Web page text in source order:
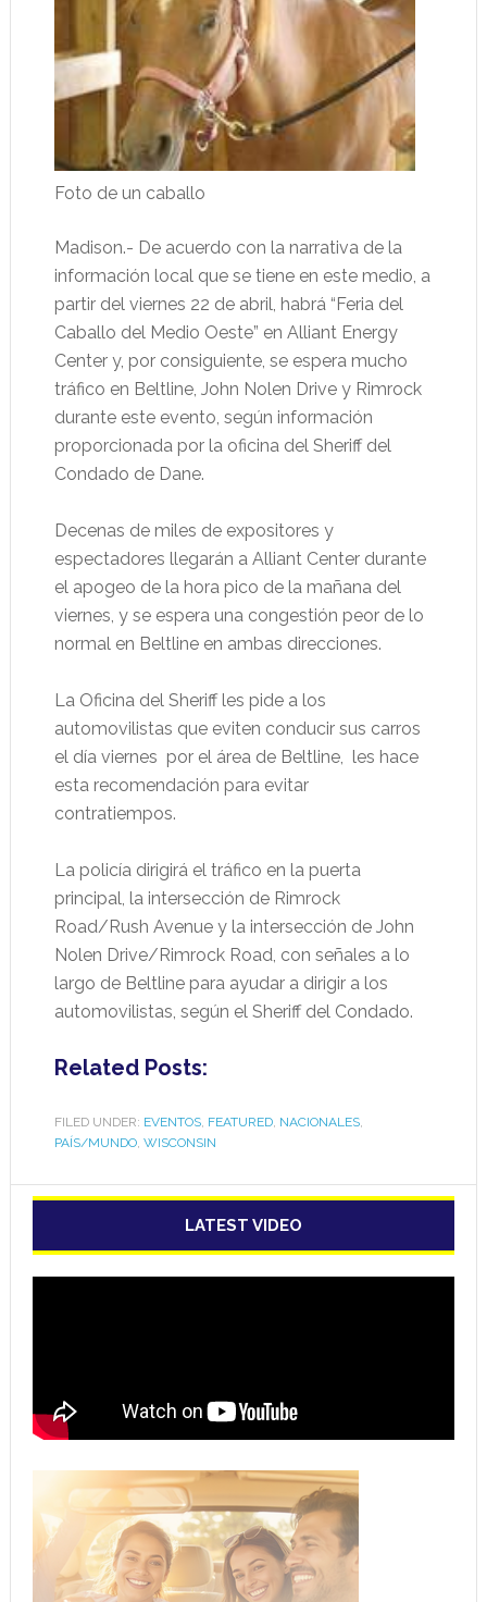
Foto de un caballo
Madison.- De acuerdo con la narrativa de la
información local que se tiene en este medio, a
partir del viernes 22 de abril, habrá “Feria del
Caballo del Medio Oeste” en Alliant Energy
Center y, por consiguiente, se espera mucho
tráfico en Beltline, John Nolen Drive y Rimrock
durante este evento, según información
proporcionada por la oficina del Sheriff del
Condado de Dane.
Decenas de miles de expositores y
espectadores llegarán a Alliant Center durante
el apogeo de la hora pico de la mañana del
viernes, y se espera una congestión peor de lo
normal en Beltline en ambas direcciones.
La Oficina del Sheriff les pide a los
automovilistas que eviten conducir sus carros
el día viernes por el área de Beltline, les hace
esta recomendación para evitar
contratiempos.
La policía dirigirá el tráfico en la puerta
principal, la intersección de Rimrock
Road/Rush Avenue y la intersección de John
Nolen Drive/Rimrock Road, con señales a lo
largo de Beltline para ayudar a dirigir a los
automovilistas, según el Sheriff del Condado.
Related Posts:
FILED UNDER: EVENTOS, FEATURED, NACIONALES,
PAÍS/MUNDO, WISCONSIN
LATEST VIDEO